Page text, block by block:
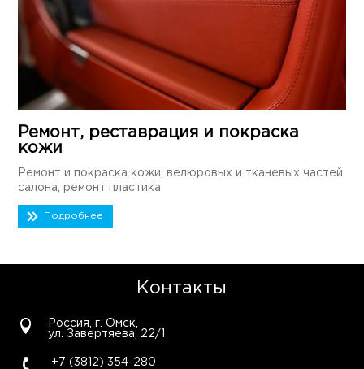
Ремонт, реставрация и покраска
кожи
Ремонт и покраска кожи, велюровых и тканевых частей
салона, ремонт пластика.
Подробнее
Контакты
Россия, г. Омск,
ул. Завертяева, 22/1
+7 (3812) 354-280